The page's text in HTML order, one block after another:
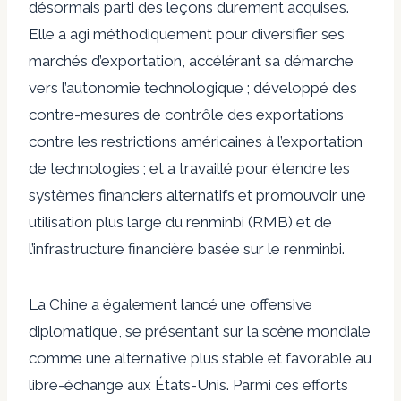
désormais parti des leçons durement acquises.
Elle a agi méthodiquement pour diversifier ses
marchés d’exportation, accélérant sa démarche
vers l’autonomie technologique ; développé des
contre-mesures de contrôle des exportations
contre les restrictions américaines à l’exportation
de technologies ; et a travaillé pour étendre les
systèmes financiers alternatifs et promouvoir une
utilisation plus large du renminbi (RMB) et de
l’infrastructure financière basée sur le renminbi.
La Chine a également lancé une offensive
diplomatique, se présentant sur la scène mondiale
comme une alternative plus stable et favorable au
libre-échange aux États-Unis. Parmi ces efforts